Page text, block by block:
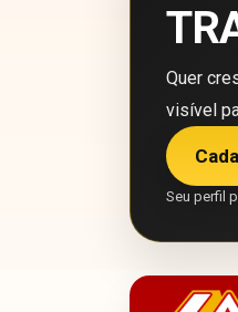
Quer
visível
Seu perfil